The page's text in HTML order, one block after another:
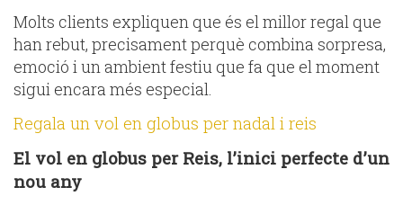
Molts clients expliquen que és el millor regal que
han rebut, precisament perquè combina sorpresa,
emoció i un ambient festiu que fa que el moment
sigui encara més especial.
Regala un vol en globus per nadal i reis
El vol en globus per Reis, l’inici perfecte d’un
nou any